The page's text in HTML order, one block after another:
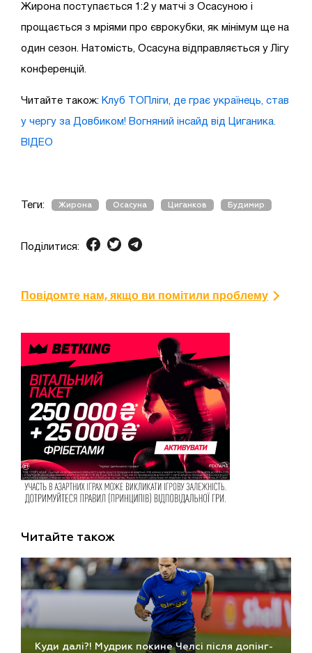
Жирона поступається 1:2 у матчі з Осасуною і
прощається з мріями про єврокубки, як мінімум ще на
один сезон. Натомість, Осасуна відправляється у Лігу
конференцій.
Читайте також: Клуб ТОПліги, де грає українець, став
у чергу за Довбиком! Вогняний інсайд від Циганика.
ВІДЕО
Теги: Жирона Осасуна Циганков Будимир
Поділитися:
Повідомте нам, якщо ви помітили проблему
Читайте також
Куди далі?! Мудрик покине Челсі після допінг-